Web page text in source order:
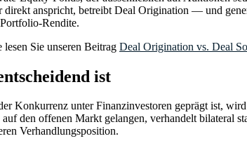
direkt anspricht, betreibt Deal Origination — und
Rendite.
Sie unseren Beitrag Deal Origination vs. Deal
ist
Konkurrenz unter Finanzinvestoren geprägt ist,
den offenen Markt gelangen, verhandelt
Verhandlungsposition.